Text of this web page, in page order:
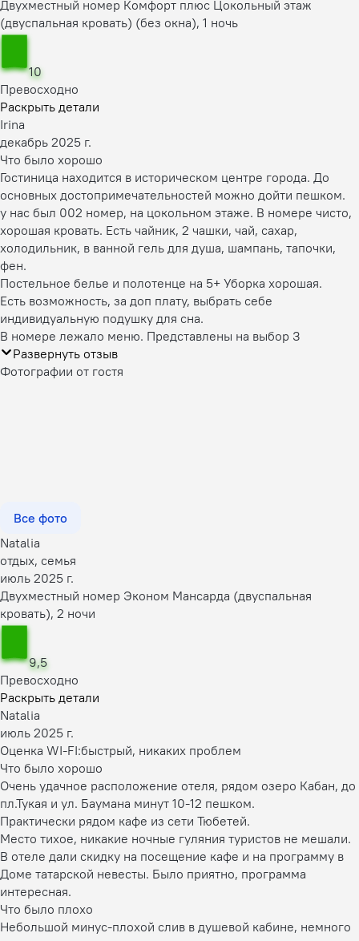
Двухместный номер Комфорт плюс Цокольный этаж
(двуспальная кровать) (без окна), 1 ночь
10
Превосходно
Раскрыть детали
Irina
декабрь 2025 г.
Что было хорошо
Гостиница находится в историческом центре города. До
основных достопримечательностей можно дойти пешком.
у нас был 002 номер, на цокольном этаже. В номере чисто,
хорошая кровать. Есть чайник, 2 чашки, чай, сахар,
холодильник, в ванной гель для душа, шампань, тапочки,
фен.
Постельное белье и полотенце на 5+ Уборка хорошая.
Есть возможность, за доп плату, выбрать себе
индивидуальную подушку для сна.
В номере лежало меню. Представлены на выбор З
Развернуть отзыв
Фотографии от гостя
Все фото
Natalia
отдых, семья
июль 2025 г.
Двухместный номер Эконом Мансарда (двуспальная
кровать), 2 ночи
9,5
Превосходно
Раскрыть детали
Natalia
июль 2025 г.
Оценка WI-FI:быстрый, никаких проблем
Что было хорошо
Очень удачное расположение отеля, рядом озеро Кабан, до
пл.Тукая и ул. Баумана минут 10-12 пешком.
Практически рядом кафе из сети Тюбетей.
Место тихое, никакие ночные гуляния туристов не мешали.
В отеле дали скидку на посещение кафе и на программу в
Доме татарской невесты. Было приятно, программа
интересная.
Что было плохо
Небольшой минус-плохой слив в душевой кабине, немного